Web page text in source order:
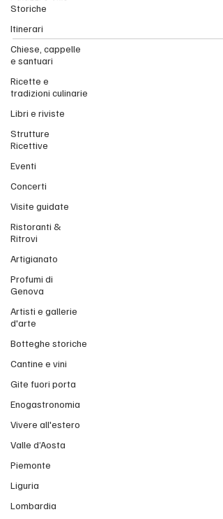
Storiche
Itinerari
Chiese, cappelle
e santuari
Ricette e
tradizioni culinarie
Libri e riviste
Strutture
Ricettive
Eventi
Concerti
Visite guidate
Ristoranti &
Ritrovi
Artigianato
Profumi di
Genova
Artisti e gallerie
d'arte
Botteghe storiche
Cantine e vini
Gite fuori porta
Enogastronomia
Vivere all'estero
Valle d’Aosta
Piemonte
Liguria
Lombardia